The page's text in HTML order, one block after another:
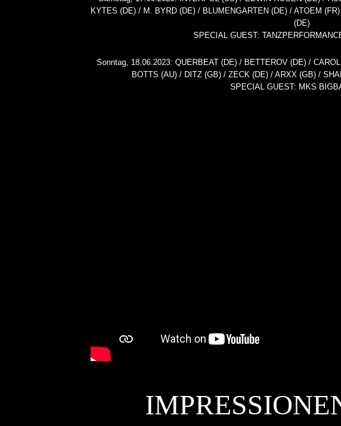
KYTES (DE) / M. BYRD (DE) / BLUMENGARTEN (DE) / ATOEM
(DE)
SPECIAL GUEST:
Sonntag, 18.06.2023: QUERBEAT (DE) / BETTEROV (DE) /
BOTTS (AU) / DITZ (GB) / ZECK (DE) / ARXX (GB) /
SPECIAL GUEST: MKS